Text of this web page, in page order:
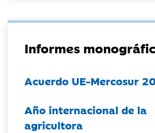
Informes
Acuerdo UE-Mercosur
Año internacional de la
agricultora